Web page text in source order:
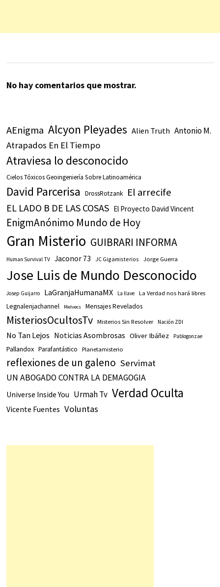
No hay comentarios que mostrar.
AEnigma Alcyon Pleyades Alien Truth Antonio M.
Atrapados En El Tiempo
Atraviesa lo desconocido
Cielos Tóxicos Geoingeniería Sobre Latinoamérica
David Parcerisa DrossRotzank El arrecife
EL LADO B DE LAS COSAS El Proyecto David Vincent
EnigmAnónimo Mundo de Hoy
Gran Misterio GUIBRARI INFORMA
Human Survival TV Jaconor 73 JC Gigamisterios Jorge Guerra
Jose Luis de Mundo Desconocido
Josep Guijarro LaGranjaHumanaMX La llave La Verdad nos hará libres
Legnalenjachannel Melvecs Mensajes Revelados
MisteriosOcultosTv Misterios Sin Resolver Nación ZDI
No Tan Lejos Noticias Asombrosas Oliver Ibáñez Pablogonzae
Pallandox Parafantástico Planetamisterio
reflexiones de un galeno Servimat
UN ABOGADO CONTRA LA DEMAGOGIA
Universe Inside You Urmah Tv Verdad Oculta
Vicente Fuentes Voluntas